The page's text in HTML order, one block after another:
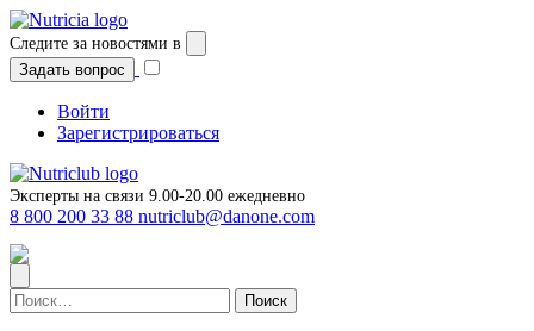
Перейти
к
содержимому
Следите за новостями в
Задать вопрос
Войти
Зарегистрироваться
Эксперты на связи 9.00-20.00 ежедневно
8 800 200 33 88 nutriclub@danone.com
Найти: